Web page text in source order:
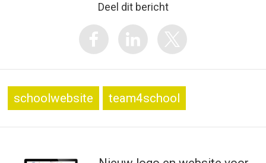
Deel dit bericht
schoolwebsite team4school